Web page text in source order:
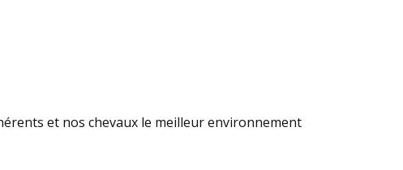
et nos chevaux le meilleur environnement